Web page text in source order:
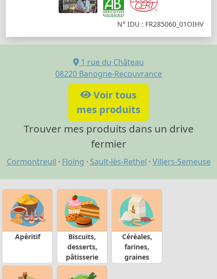
N° IDU : FR285060_01OIHV
1 rue du Château
08220 Banogne-Recouvrance
Voir tous
mes produits
Trouver mes produits dans un drive
fermier
Cormontreuil · Floing · Sault-lès-Rethel · Villers-Semeuse
Apéritif
Biscuits,
desserts,
pâtisserie
Céréales,
farines,
graines